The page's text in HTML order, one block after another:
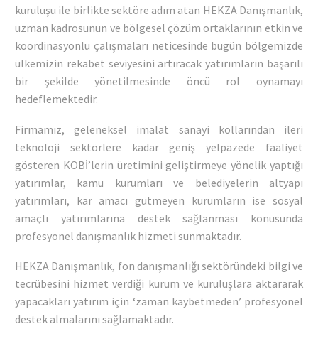
kuruluşu ile birlikte sektöre adım atan HEKZA Danışmanlık,
uzman kadrosunun ve bölgesel çözüm ortaklarının etkin ve
koordinasyonlu çalışmaları neticesinde bugün bölgemizde
ülkemizin rekabet seviyesini artıracak yatırımların başarılı
bir şekilde yönetilmesinde öncü rol oynamayı
hedeflemektedir.
Firmamız, geleneksel imalat sanayi kollarından ileri
teknoloji sektörlere kadar geniş yelpazede faaliyet
gösteren KOBİ’lerin üretimini geliştirmeye yönelik yaptığı
yatırımlar, kamu kurumları ve belediyelerin altyapı
yatırımları, kar amacı gütmeyen kurumların ise sosyal
amaçlı yatırımlarına destek sağlanması konusunda
profesyonel danışmanlık hizmeti sunmaktadır.
HEKZA Danışmanlık, fon danışmanlığı sektöründeki bilgi ve
tecrübesini hizmet verdiği kurum ve kuruluşlara aktararak
yapacakları yatırım için ‘zaman kaybetmeden’ profesyonel
destek almalarını sağlamaktadır.